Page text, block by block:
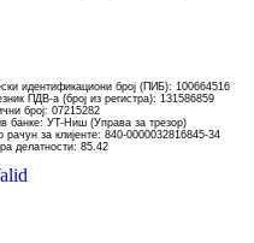
идентификациони број (ПИБ): 100664516
ПДВ-а (број из регистра): 131586859
број: 07215282
банке: УT-Ниш (Управа за трезор)
рачун за клијенте:840-0000032816845-34
делатности: 85.42